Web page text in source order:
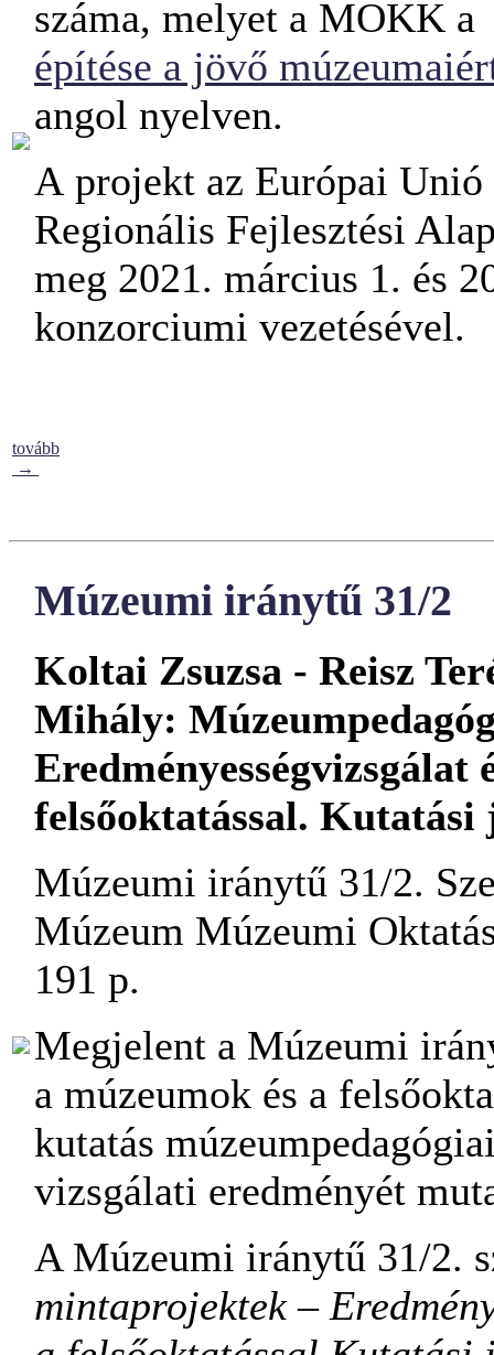
száma, melyet a MOKK
építése a jövő
angol nyelven.
A projekt az Európai Unió
Regionális Fejlesztési
meg 2021. március 1. és
konzorciumi vezetésével.
tovább
→
Múzeumi iránytű 31/2
Koltai Zsuzsa - Reisz
Mihály:
Eredményességvizsgálat
felsőoktatással. Kutatási
Múzeumi iránytű 31/2.
Múzeum Múzeumi
191 p.
Megjelent a Múzeumi
a múzeumok és a
kutatás
vizsgálati eredményét
A Múzeumi iránytű 31/2.
mintaprojektek –